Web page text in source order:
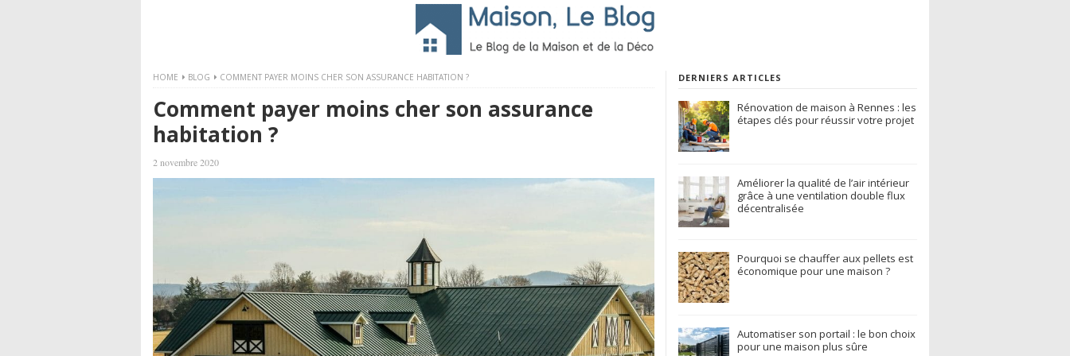
HOME BLOG COMMENT PAYER MOINS CHER SON ASSURANCE HABITATION ?
Comment payer moins cher son assurance
habitation ?
2 novembre 2020
DERNIERS ARTICLES
Rénovation de maison à Rennes : les
étapes clés pour réussir votre projet
Améliorer la qualité de l’air intérieur
grâce à une ventilation double flux
décentralisée
Pourquoi se chauffer aux pellets est
économique pour une maison ?
Automatiser son portail : le bon choix
pour une maison plus sûre